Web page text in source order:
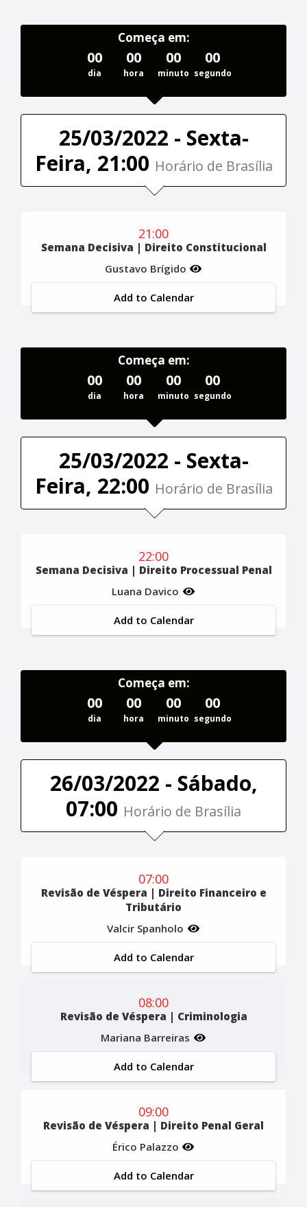
Começa em:
00
dia
00
hora
00
minuto
00
segundo
25/03/2022 - Sexta-
Feira, 21:00 Horário de Brasília
21:00
Semana Decisiva | Direito Constitucional
Gustavo Brígido
Add to Calendar
Começa em:
00
dia
00
hora
00
minuto
00
segundo
25/03/2022 - Sexta-
Feira, 22:00 Horário de Brasília
22:00
Semana Decisiva | Direito Processual Penal
Luana Davico
Add to Calendar
Começa em:
00
dia
00
hora
00
minuto
00
segundo
26/03/2022 - Sábado,
07:00 Horário de Brasília
07:00
Revisão de Véspera | Direito Financeiro e
Tributário
Valcir Spanholo
Add to Calendar
08:00
Revisão de Véspera | Criminologia
Mariana Barreiras
Add to Calendar
09:00
Revisão de Véspera | Direito Penal Geral
Érico Palazzo
Add to Calendar